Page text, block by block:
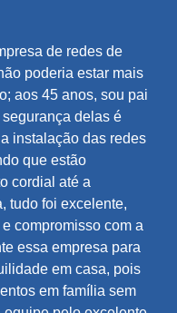
de redes de
poderia estar mais
aos 45 anos, sou pai
delas é
instalação das redes
que estão
cordial até a
tudo foi excelente,
compromisso com a
essa empresa para
em casa, pois
em família sem